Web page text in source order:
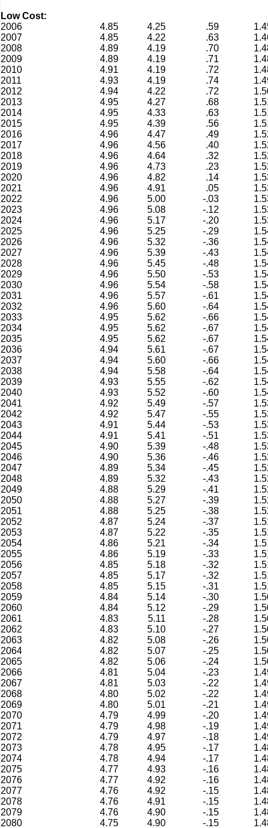
Low Cost:
2006
4.85 4.25 .59
2007
4.85 4.22 .63
2008
4.89 4.19 .70
2009
4.89 4.19 .71
2010
4.91 4.19 .72
2011
4.93 4.19 .74
2012
4.94 4.22 .72
2013
4.95 4.27 .68
2014
4.95 4.33 .63
2015
4.95 4.39 .56
2016
4.96 4.47 .49
2017
4.96 4.56 .40
2018
4.96 4.64 .32
2019
4.96 4.73 .23
2020
4.96 4.82 .14
2021
4.96 4.91 .05
2022
4.96 5.00 -.03
2023
4.96 5.08 -.12
2024
4.96 5.17 -.20
2025
4.96 5.25 -.29
2026
4.96 5.32 -.36
2027
4.96 5.39 -.43
2028
4.96 5.45 -.48
2029
4.96 5.50 -.53
2030
4.96 5.54 -.58
2031
4.96 5.57 -.61
2032
4.96 5.60 -.64
2033
4.95 5.62 -.66
2034
4.95 5.62 -.67
2035
4.95 5.62 -.67
2036
4.94 5.61 -.67
2037
4.94 5.60 -.66
2038
4.94 5.58 -.64
2039
4.93 5.55 -.62
2040
4.93 5.52 -.60
2041
4.92 5.49 -.57
2042
4.92 5.47 -.55
2043
4.91 5.44 -.53
2044
4.91 5.41 -.51
2045
4.90 5.39 -.48
2046
4.90 5.36 -.46
2047
4.89 5.34 -.45
2048
4.89 5.32 -.43
2049
4.88 5.29 -.41
2050
4.88 5.27 -.39
2051
4.88 5.25 -.38
2052
4.87 5.24 -.37
2053
4.87 5.22 -.35
2054
4.86 5.21 -.34
2055
4.86 5.19 -.33
2056
4.85 5.18 -.32
2057
4.85 5.17 -.32
2058
4.85 5.15 -.31
2059
4.84 5.14 -.30
2060
4.84 5.12 -.29
2061
4.83 5.11 -.28
2062
4.83 5.10 -.27
2063
4.82 5.08 -.26
2064
4.82 5.07 -.25
2065
4.82 5.06 -.24
2066
4.81 5.04 -.23
2067
4.81 5.03 -.22
2068
4.80 5.02 -.22
2069
4.80 5.01 -.21
2070
4.79 4.99 -.20
2071
4.79 4.98 -.19
2072
4.79 4.97 -.18
2073
4.78 4.95 -.17
2074
4.78 4.94 -.17
2075
4.77 4.93 -.16
2076
4.77 4.92 -.16
2077
4.76 4.92 -.15
2078
4.76 4.91 -.15
2079
4.76 4.90 -.15
2080
4.75 4.90 -.15